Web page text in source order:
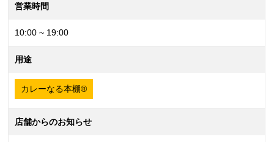
営業時間
10:00 ~ 19:00
用途
カレーなる本棚®
店舗からのお知らせ